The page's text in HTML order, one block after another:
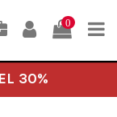
0
30%